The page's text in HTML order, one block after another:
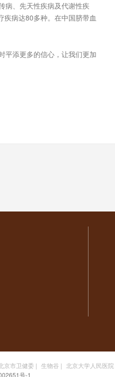
病、先天性疾病及代谢性疾
病达80多种。在中国脐带血
平添更多的信心，让我们更加
京市卫健委 | 生物谷 | 北京大学人民医院
号-1